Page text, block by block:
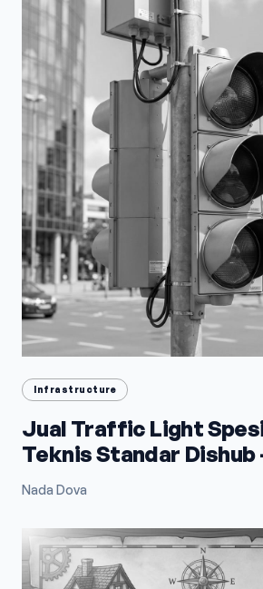
Infrastructure
Jual Traffic Light
Teknis Standar Dishub
Mega Utama
Nada Dova